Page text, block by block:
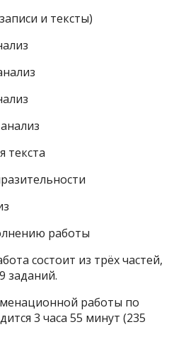
и тексты)
текста
работы
состоит из трёх частей,
заданий.
работы по
3 часа 55 минут (235